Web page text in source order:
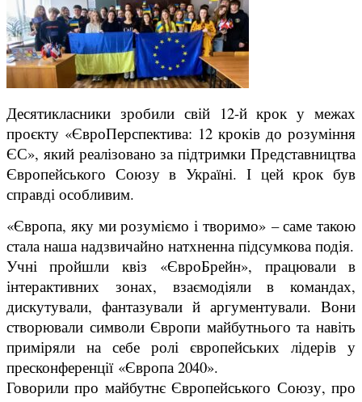
Десятикласники зробили свій 12-й крок у межах
проєкту «ЄвроПерспектива: 12 кроків до розуміння
ЄС», який реалізовано за підтримки Представництва
Європейського Союзу в Україні. І цей крок був
справді особливим.
«Європа, яку ми розуміємо і творимо» – саме такою
стала наша надзвичайно натхненна підсумкова подія.
Учні пройшли квіз «ЄвроБрейн», працювали в
інтерактивних зонах, взаємодіяли в командах,
дискутували, фантазували й аргументували. Вони
створювали символи Європи майбутнього та навіть
приміряли на себе ролі європейських лідерів у
пресконференції «Європа 2040».
Говорили про майбутнє Європейського Союзу, про